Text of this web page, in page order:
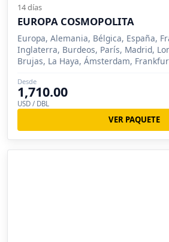
14 días
EUROPA COSMOPOLITA
Europa, Alemania, Bélgica, España,
Inglaterra, Burdeos, París, Madrid,
Brujas, La Haya, Ámsterdam,
Desde
1,710.00
USD / DBL
VER PAQUETE